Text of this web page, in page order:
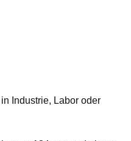
Industrie, Labor oder